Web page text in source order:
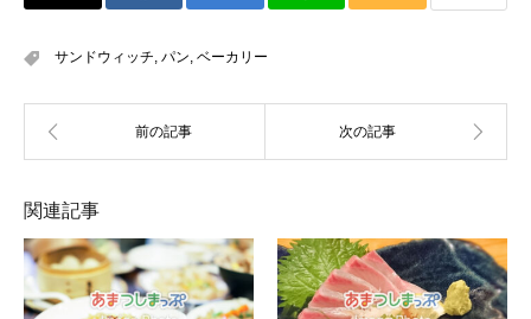
サンドウィッチ パン ベーカリー
関連記事